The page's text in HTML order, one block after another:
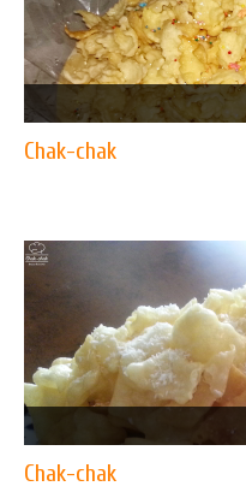
Chak-chak
Chak-chak